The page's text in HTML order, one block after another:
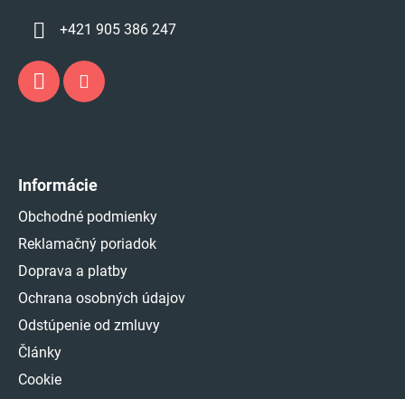
+421 905 386 247
Informácie
Obchodné podmienky
Reklamačný poriadok
Doprava a platby
Ochrana osobných údajov
Odstúpenie od zmluvy
Články
Cookie